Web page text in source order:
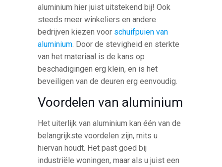
aluminium hier juist uitstekend bij! Ook
steeds meer winkeliers en andere
bedrijven kiezen voor schuifpuien van
aluminium. Door de stevigheid en sterkte
van het materiaal is de kans op
beschadigingen erg klein, en is het
beveiligen van de deuren erg eenvoudig.
Voordelen van aluminium
Het uiterlijk van aluminium kan één van de
belangrijkste voordelen zijn, mits u
hiervan houdt. Het past goed bij
industriële woningen, maar als u juist een